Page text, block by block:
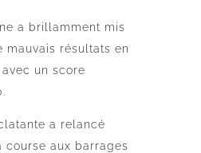
a brillamment mis
mauvais résultats en
avec un score
a relancé
course aux barrages